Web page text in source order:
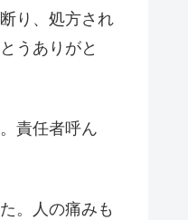
り、処方され
うありがと
責任者呼ん
。人の痛みも